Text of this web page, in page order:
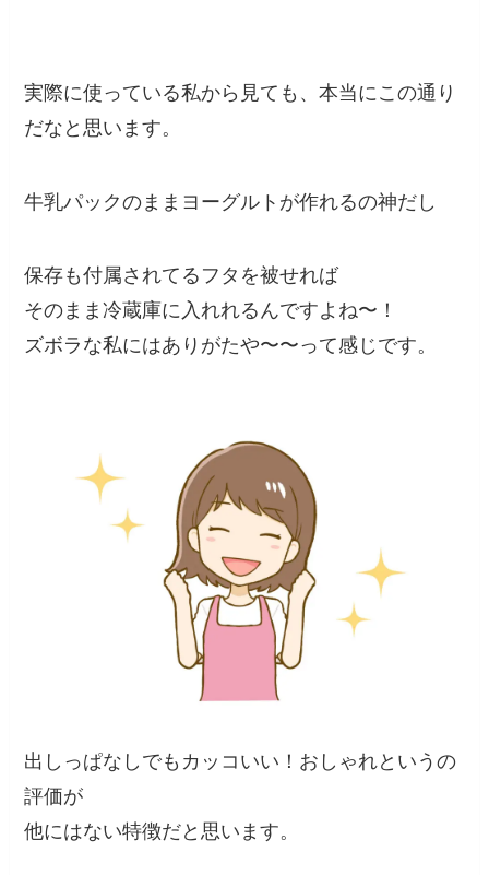
実際に使っている私から見ても、本当にこの通り
だなと思います。
牛乳パックのままヨーグルトが作れるの神だし
保存も付属されてるフタを被せれば
そのまま冷蔵庫に入れれるんですよね〜！
ズボラな私にはありがたや〜〜って感じです。
出しっぱなしでもカッコいい！おしゃれというの
評価が
他にはない特徴だと思います。